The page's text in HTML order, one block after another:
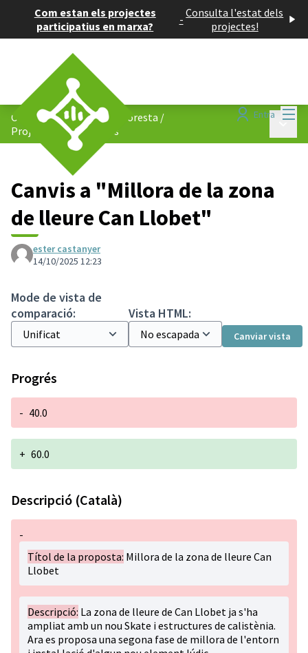
Com estan els projectes
participatius en marxa?
- Consulta l'estat dels
projectes!
Entra
Consell de Barris de La Floresta /
Projectes participatius
Canvis a "Millora de la zona
de lleure Can Llobet"
ester castanyer
14/10/2025 12:23
Mode de vista de
comparació:
Vista HTML:
Canviar vista
Progrés
- 40.0
+ 60.0
Descripció (Català)
-
Títol de la proposta: Millora de la zona de lleure Can
Llobet
Descripció: La zona de lleure de Can Llobet ja s'ha
ampliat amb un nou Skate i estructures de calistènia.
Ara es proposa una segona fase de millora de l'entorn